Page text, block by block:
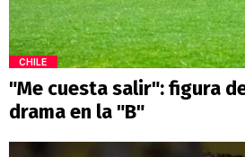
CHILE
"Me cuesta salir": figura
drama en la "B"